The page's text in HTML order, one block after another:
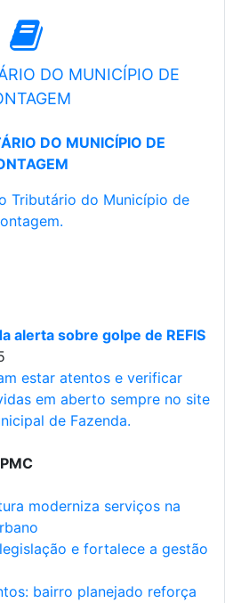
DO MUNICÍPIO DE
DO MUNICÍPIO DE
Tributário do Município de
alerta sobre golpe de REFIS
estar atentos e verificar
em aberto sempre no site
de Fazenda.
moderniza serviços na
e fortalece a gestão
bairro planejado reforça